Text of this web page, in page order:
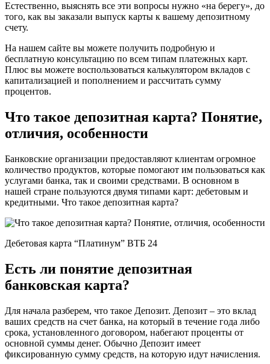
Естественно, выяснять все эти вопросы нужно «на берегу», до
того, как вы заказали выпуск карты к вашему депозитному
счету.
На нашем сайте вы можете получить подробную и
бесплатную консультацию по всем типам платежных карт.
Плюс вы можете воспользоваться калькулятором вкладов с
капитализацией и пополнением и рассчитать сумму
процентов.
Что такое депозитная карта? Понятие,
отличия, особенности
Банковские организации предоставляют клиентам огромное
количество продуктов, которые помогают им пользоваться как
услугами банка, так и своими средствами. В основном в
нашей стране пользуются двумя типами карт: дебетовым и
кредитными. Что такое депозитная карта?
Дебетовая карта “Платинум” ВТБ 24
Есть ли понятие депозитная
банковская карта?
Для начала разберем, что такое Депозит. Депозит – это вклад
ваших средств на счет банка, на который в течение года либо
срока, установленного договором, набегают проценты от
основной суммы денег. Обычно Депозит имеет
фиксированную сумму средств, на которую идут начисления.